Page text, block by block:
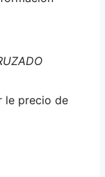
le precio de